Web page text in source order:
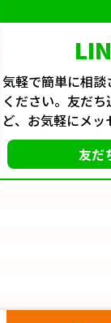
気軽で簡単に相
ください。友だ
ど、お気軽にメッ
友だ